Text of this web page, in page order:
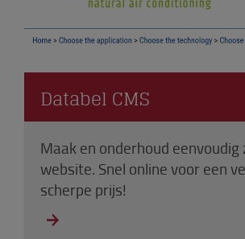
Databel CMS
Maak en onderhoud eenvoudig
website. Snel online voor een
scherpe prijs!